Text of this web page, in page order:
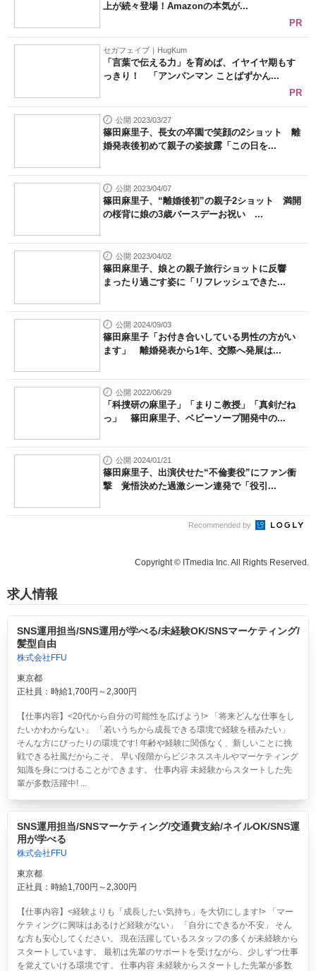
上が続々登場！Amazonの本気が...
PR
セガフェイブ｜HugKum
「言葉で伝える力」を育めば、イヤイヤ期もす
っきり！ 「アンパンマン ことばずかん...
PR
公開 2023/03/27
篠田麻里子、長女の卒園で笑顔の2ショット 離
婚発表後初めて親子の姿披露「この日を...
公開 2023/04/07
篠田麻里子、“離婚後初”の親子2ショット 満開
の桜背に娘の3歳バースデーお祝い ...
公開 2023/04/02
篠田麻里子、娘との親子旅行ショットに反響
まったり過ごす姿に「リフレッシュできた...
公開 2024/09/03
篠田麻里子「お付き合いしている男性の方がい
ます」 離婚発表から1年、交際へ発展は...
公開 2022/06/29
「科捜研の麻里子」「まりこ教授」「真剣だね
っ」 篠田麻里子、ベビーソープ開発中の...
公開 2024/01/21
篠田麻里子、出演伏せた“不倫妻役”にファン衝
撃 覚悟決めた過激シーン連発で「役引...
Recommended by
Copyright © ITmedia Inc. All Rights Reserved.
求人情報
SNS運用担当/SNS運用が学べる/未経験OK/SNSマーケティング/
髪型自由
株式会社FFU
東京都
正社員：時給1,700円～2,300円
【仕事内容】<20代から自分の可能性を広げよう!> 「将来どんな仕事をし
たいかわからない」 「若いうちから成長できる環境で経験を積みたい」
そんな方にぴったりの環境です! 年齢や経験に関係なく、新しいことに挑
戦できる社風だからこそ、 早い段階からビジネススキルやマーケティング
知識を身につけることができます。 仕事内容 未経験からスタートした先
輩が多数活躍中! ...
SNS運用担当/SNSマーケティング/交通費支給/ネイルOK/SNS運
用が学べる
株式会社FFU
東京都
正社員：時給1,700円～2,300円
【仕事内容】<経験よりも「成長したい気持ち」を大切にします!> 「マー
ケティングに興味はあるけど経験がない」 「自分にできるか不安」 そん
な方も安心してください。 現在活躍しているスタッフの多くが未経験から
スタートしています。 最初は先輩のサポートを受けながら、少しずつ仕事
を覚えていける環境です。 仕事内容 未経験からスタートした先輩が多数